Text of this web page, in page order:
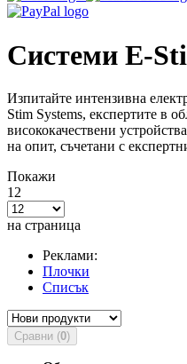
Системи E-
Изпитайте интензивна
Stim Systems, експертите в
висококачествени
на опит, съчетани с
Покажи
12
на страница
Реклами:
Плочки
Списък
Сравни (0)